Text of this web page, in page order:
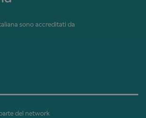
sono accreditati da
del network